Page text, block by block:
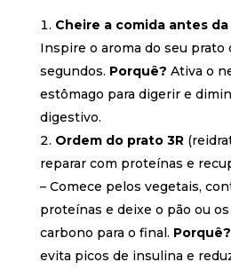
Cheire a comida antes
Inspire o aroma do seu prato
segundos. Porquê? Ativa o
estômago para digerir e
digestivo.
Ordem do prato 3R
reparar com proteínas e
– Comece pelos vegetais,
proteínas e deixe o pão ou
carbono para o final. Porquê?
evita picos de insulina e